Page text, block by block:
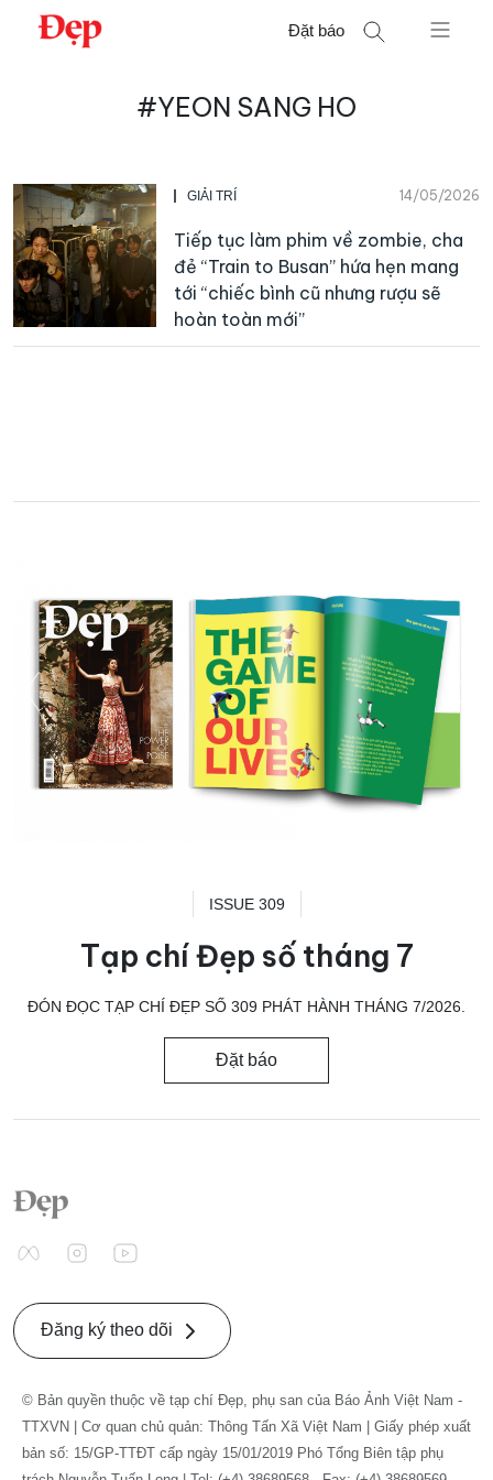
Chuyển
Đặt báo
#YEON SANG HO
GIẢI TRÍ 14/05/2026
Tiếp tục làm phim về zombie, cha
đẻ “Train to Busan” hứa hẹn mang
tới “chiếc bình cũ nhưng rượu sẽ
hoàn toàn mới”
ISSUE 309
Tạp chí Đẹp số tháng 7
ĐÓN ĐỌC TẠP CHÍ ĐẸP SỐ 309 PHÁT HÀNH THÁNG 7/2026.
Đặt báo
Đăng ký theo dõi
© Bản quyền thuộc về tạp chí Đẹp, phụ san của Báo Ảnh Việt Nam -
TTXVN | Cơ quan chủ quản: Thông Tấn Xã Việt Nam | Giấy phép xuất
bản số: 15/GP-TTĐT cấp ngày 15/01/2019 Phó Tổng Biên tập phụ